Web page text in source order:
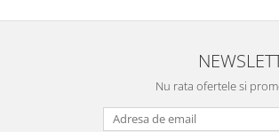
Nu rata ofertele si